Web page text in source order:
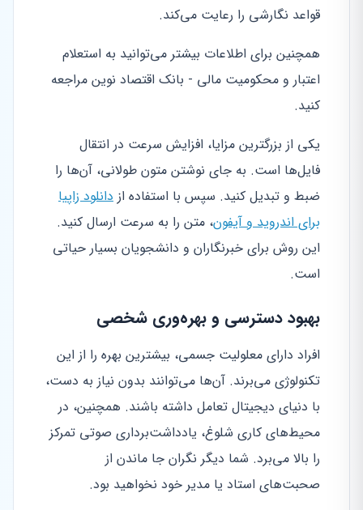
قواعد نگارشی را رعایت می‌کند.
همچنین برای اطلاعات بیشتر می‌توانید به استعلام
اعتبار و محکومیت مالی - بانک اقتصاد نوین مراجعه
کنید.
یکی از بزرگترین مزایا، افزایش سرعت در انتقال
فایل‌ها است. به جای نوشتن متون طولانی، آن‌ها را
ضبط و تبدیل کنید. سپس با استفاده از دانلود زاپیا
برای اندروید و آیفون، متن را به سرعت ارسال کنید.
این روش برای خبرنگاران و دانشجویان بسیار حیاتی
است.
بهبود دسترسی و بهره‌وری شخصی
افراد دارای معلولیت جسمی، بیشترین بهره را از این
تکنولوژی می‌برند. آن‌ها می‌توانند بدون نیاز به دست،
با دنیای دیجیتال تعامل داشته باشند. همچنین، در
محیط‌های کاری شلوغ، یادداشت‌برداری صوتی تمرکز
را بالا می‌برد. شما دیگر نگران جا ماندن از
صحبت‌های استاد یا مدیر خود نخواهید بود.